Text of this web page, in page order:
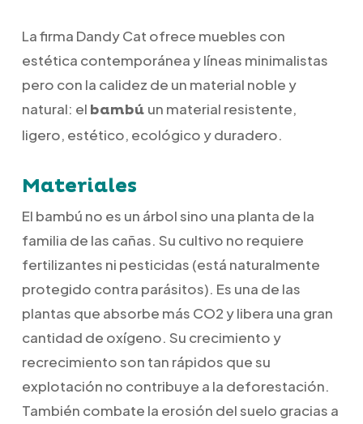
La firma Dandy Cat ofrece muebles con
estética contemporánea y líneas minimalistas
pero con la calidez de un material noble y
natural: el bambú un material resistente,
ligero, estético, ecológico y duradero.
Materiales
El bambú no es un árbol sino una planta de la
familia de las cañas. Su cultivo no requiere
fertilizantes ni pesticidas (está naturalmente
protegido contra parásitos). Es una de las
plantas que absorbe más CO2 y libera una gran
cantidad de oxígeno. Su crecimiento y
recrecimiento son tan rápidos que su
explotación no contribuye a la deforestación.
También combate la erosión del suelo gracias a